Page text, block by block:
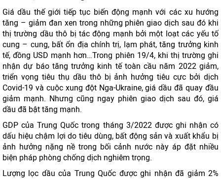
Giá dầu thế giới tiếp tục biến động mạnh với các xu hướng
tăng – giảm đan xen trong những phiên giao dịch sau đó khi
thị trường dầu thô bị tác động mạnh bởi một loạt các yếu tố
cung – cung, bất ổn địa chính trị, lạm phát, tăng trưởng kinh
tế, đồng USD mạnh hơn…Trong phiên 19/4, khi thị trường ghi
nhận dự báo tăng trưởng kinh tế toàn cầu năm 2022 giảm,
triển vọng tiêu thụ dầu thô bị ảnh hưởng tiêu cực bởi dịch
Covid-19 và cuộc xung đột Nga-Ukraine, giá dầu đã quay đầu
giảm mạnh. Nhưng cũng ngay phiên giao dịch sau đó, giá
dầu đã bật tăng mạnh.
GDP của Trung Quốc trong tháng 3/2022 được ghi nhận có
dấu hiệu chậm lợi do tiêu dùng, bất động sản và xuất khẩu bị
ảnh hưởng nặng nề trong bối cảnh nước này áp đặt nhiều
biện pháp phòng chống dịch nghiêm trọng.
Lượng lọc dầu của Trung Quốc được ghi nhận đã giảm 2%